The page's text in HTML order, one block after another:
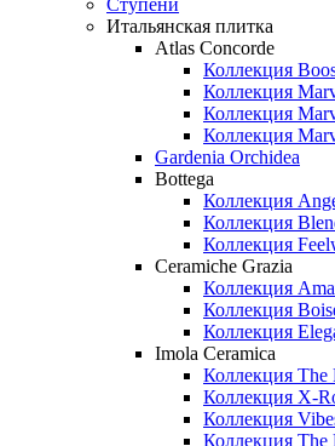
Ступени
Итальянская плитка
Atlas Concorde
Коллекция
Коллекция
Коллекция
Коллекция
Gardenia Orchidea
Bottega
Коллекция
Коллекция
Коллекция
Ceramiche Grazia
Коллекция
Коллекция
Коллекция
Imola Ceramica
Коллекция The
Коллекция X-
Коллекция
Коллекция The